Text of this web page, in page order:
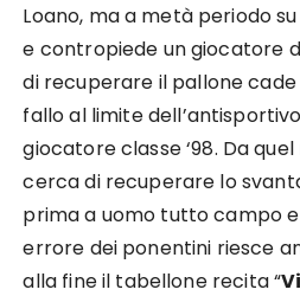
Loano, ma a metà periodo
e contropiede un giocatore
di recuperare il pallone cade
fallo al limite dell
giocatoreclasse‘98. Da
cerca di recuperare lo
prima a uomo tutto campo e
errore dei ponentini riesce
alla fine il tabellone recita“